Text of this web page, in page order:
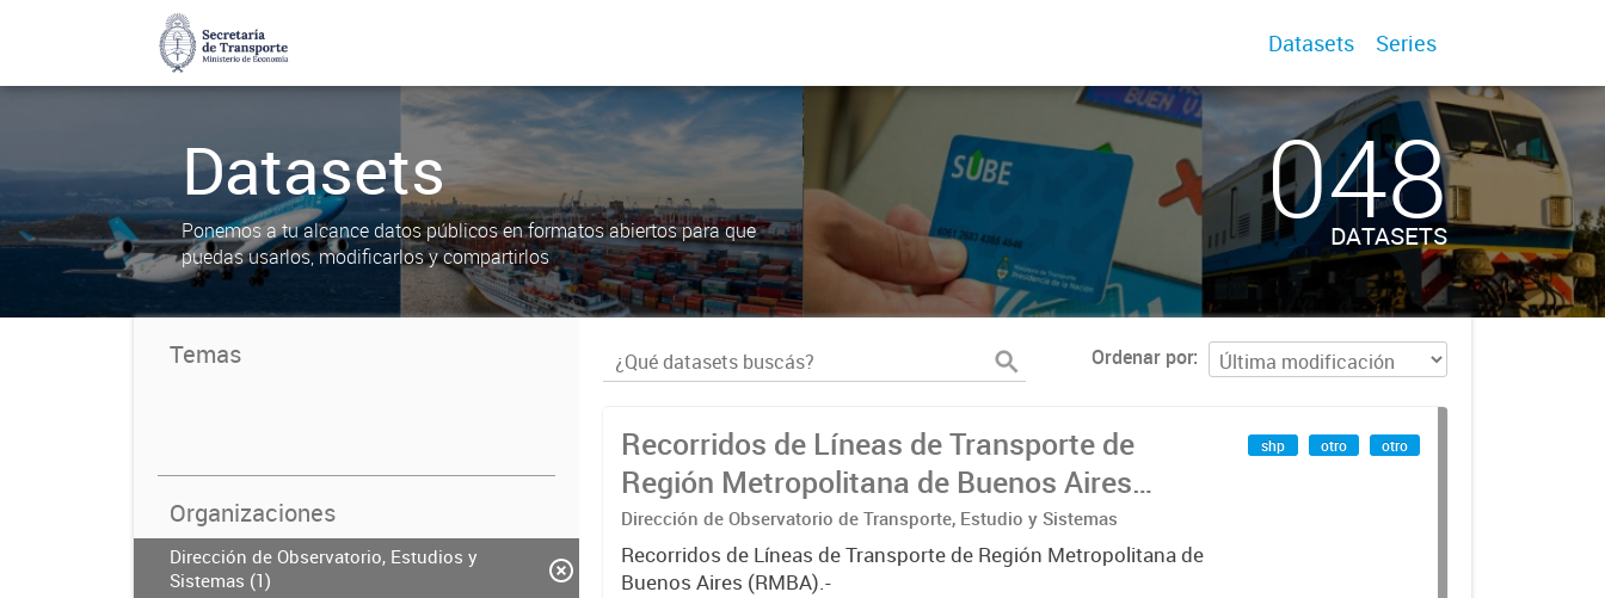
Datasets Series
Datasets
Ponemos a tu alcance datos públicos en formatos abiertos para que
puedas usarlos, modificarlos y compartirlos
048
DATASETS
Temas
Organizaciones
Dirección de Observatorio, Estudios y
Sistemas (1)
Ordenar por
Recorridos de Líneas de Transporte de
Región Metropolitana de Buenos Aires
(RMBA)
Dirección de Observatorio de Transporte, Estudio y Sistemas
Recorridos de Líneas de Transporte de Región Metropolitana de
Buenos Aires (RMBA).-
shp otro otro